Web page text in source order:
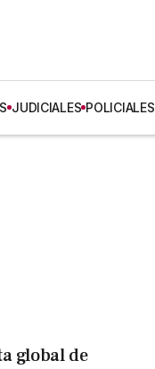
JUDICIALES POLICIALES
global de